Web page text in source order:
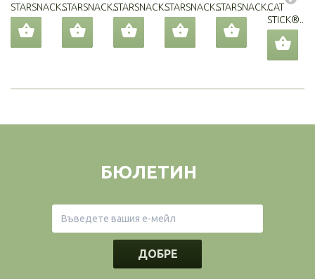
STARSNACK...STARSNACK...STARSNACK...STARSNACK...STARSNACK...CAT
STICK®...
БЮЛЕТИН
ДОБРЕ